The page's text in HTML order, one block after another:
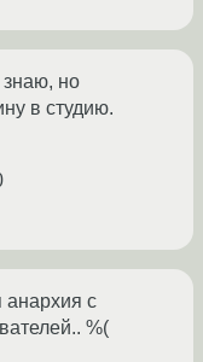
знаю, но
в студию.
анархия с
%(